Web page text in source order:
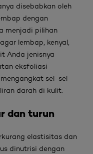
disebabkan oleh
dengan
menjadi pilihan
lembap, kenyal,
Anda jenisnya
eksfoliasi
sel-sel
darah di kulit.
dan turun
elastisitas dan
dinutrisi dengan